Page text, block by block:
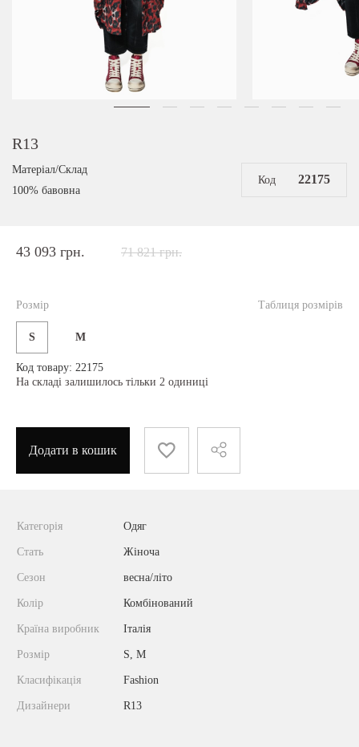
R13
Матеріал/Склад
100% бавовна
Код 22175
43 093 грн. 71 821 грн.
Таблиця розмірів
Розмір
S M
Код товару: 22175
На складі залишилось тільки 2 одиниці
Додати в кошик
Категорія Одяг
Стать Жіноча
Сезон весна/літо
Колір Комбінований
Країна виробник Італія
Розмір S, M
Класифікація Fashion
Дизайнери R13